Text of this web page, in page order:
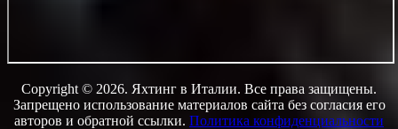
Copyright © 2026. Яхтинг в Италии. Все права защищены.
Запрещено использование материалов сайта без согласия его
авторов и обратной ссылки. Политика конфиденциальности